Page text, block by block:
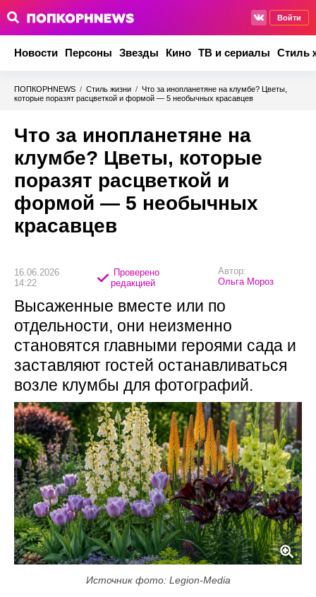
Войти
Новости Персоны Звезды Кино ТВ и сериалы Стиль
ПОПКОРНNEWS / Стиль жизни / Что за инопланетяне на клумбе? Цветы,
которые поразят расцветкой и формой — 5 необычных красавцев
Что за инопланетяне на
клумбе? Цветы, которые
поразят расцветкой и
формой — 5 необычных
красавцев
16.06.2026
14:22
Проверено
редакцией
Автор:
Ольга Мороз
Высаженные вместе или по
отдельности, они неизменно
становятся главными героями сада и
заставляют гостей останавливаться
возле клумбы для фотографий.
Источник фото: Legion-Media